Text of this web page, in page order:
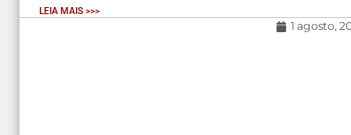
LEIA MAIS >>>
1 agosto,